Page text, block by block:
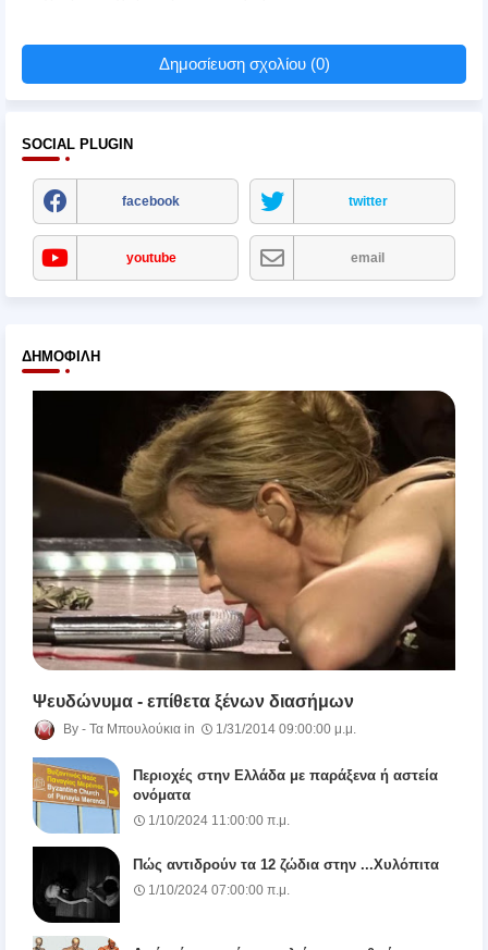
Δημοσίευση σχολίου (0)
SOCIAL PLUGIN
facebook twitter
youtube email
ΔΗΜΟΦΙΛΉ
Ψευδώνυμα - επίθετα ξένων διασήμων
Τα Μπουλούκια 1/31/2014 09:00:00 μ.μ.
Περιοχές στην Ελλάδα με παράξενα ή αστεία
ονόματα
1/10/2024 11:00:00 π.μ.
Πώς αντιδρούν τα 12 ζώδια στην ...Χυλόπιτα
1/10/2024 07:00:00 π.μ.